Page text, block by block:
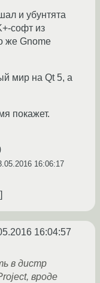
и убунтята
софт из
же Gnome
мир на Qt 5, а
покажет.
16:06:17
16:04:57
в дистр
вроде